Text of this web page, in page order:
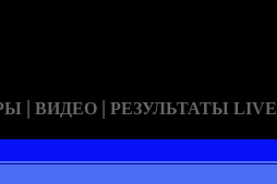
| ВИДЕО | РЕЗУЛЬТАТЫ LIVE